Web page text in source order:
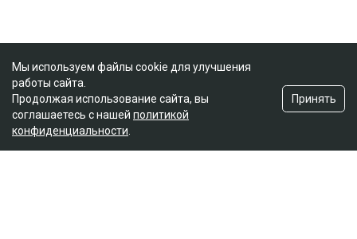
Мы используем файлы cookie для улучшения
работы сайта.
Продолжая использование сайта, вы
соглашаетесь с нашей политикой
конфиденциальности
Принять